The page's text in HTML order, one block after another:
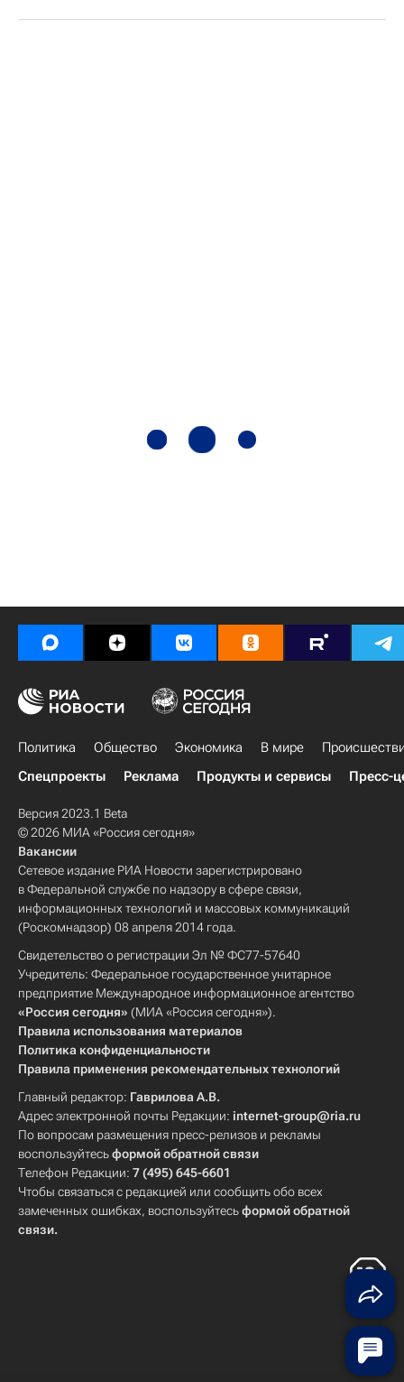
Политика Общество Экономика В мире
Спецпроекты
Реклама Продукты и сервисы Пресс-
Версия 2023.1 Beta
© 2026 МИА «Россия сегодня»
Вакансии
Сетевое издание РИА Новости зарегистрировано
в Федеральной службе по надзору в сфере связи,
информационных технологий и массовых коммуникаций
(Роскомнадзор) 08 апреля 2014 года.
Свидетельство о регистрации Эл № ФС77-57640
Учредитель: Федеральное государственное унитарное
предприятие Международное информационное агентство
«Россия сегодня» (МИА «Россия сегодня»).
Правила использования материалов
Политика конфиденциальности
Правила применения рекомендательных технологий
Главный редактор: Гаврилова А.В.
Адрес электронной почты Редакции: internet-group@ria.ru
По вопросам размещения пресс-релизов и рекламы
воспользуйтесьформой обратной связи
Телефон Редакции: 7 (495) 645-6601
Чтобы связаться с редакцией или сообщить обо всех
замеченных ошибках, воспользуйтесьформой обратной
связи.